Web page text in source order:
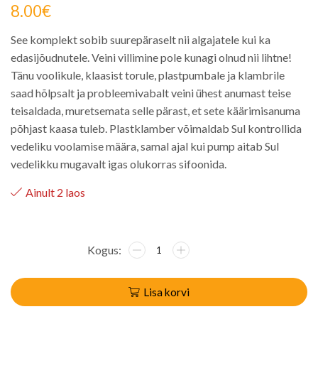
8.00€
See komplekt sobib suurepäraselt nii algajatele kui ka
edasijõudnutele. Veini villimine pole kunagi olnud nii lihtne!
Tänu voolikule, klaasist torule, plastpumbale ja klambrile
saad hõlpsalt ja probleemivabalt veini ühest anumast teise
teisaldada, muretsemata selle pärast, et sete käärimisanuma
põhjast kaasa tuleb. Plastklamber võimaldab Sul kontrollida
vedeliku voolamise määra, samal ajal kui pump aitab Sul
vedelikku mugavalt igas olukorras sifoonida.
Ainult 2 laos
Lisa korvi